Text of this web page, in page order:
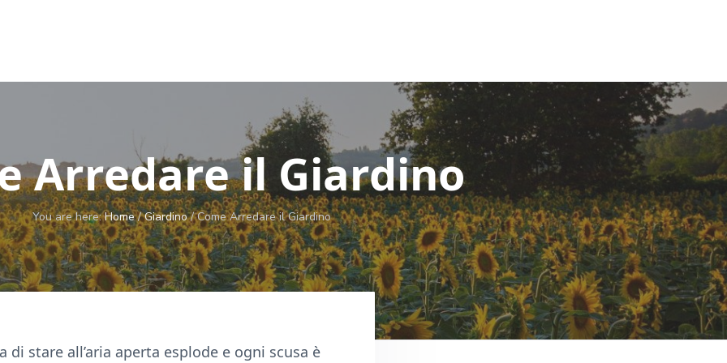
Arredare il Giardino
You are here:Home / Giardino /Come Arredare il Giardino
stare all’aria aperta esplode e ogni scusa è